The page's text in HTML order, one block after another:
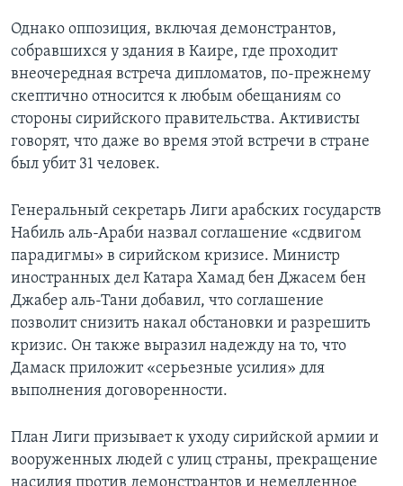
Однако оппозиция, включая демонстрантов,
собравшихся у здания в Каире, где проходит
внеочередная встреча дипломатов, по-прежнему
скептично относится к любым обещаниям со
стороны сирийского правительства. Активисты
говорят, что даже во время этой встречи в стране
был убит 31 человек.
Генеральный секретарь Лиги арабских государств
Набиль аль-Араби назвал соглашение «сдвигом
парадигмы» в сирийском кризисе. Министр
иностранных дел Катара Хамад бен Джасем бен
Джабер аль-Тани добавил, что соглашение
позволит снизить накал обстановки и разрешить
кризис. Он также выразил надежду на то, что
Дамаск приложит «серьезные усилия» для
выполнения договоренности.
План Лиги призывает к уходу сирийской армии и
вооруженных людей с улиц страны, прекращение